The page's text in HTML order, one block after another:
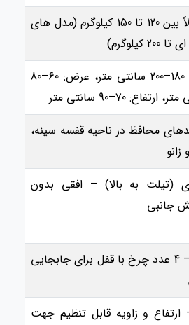
معمولاً بین 120 تا 150 کیلوگرم (مدل‌ های
کیلوگرم)
طول: 180–200 سانتی‌ متر، عرض: 60–80
ارتفاع: 70–90 سانتی‌ متر
محافظ در ناحیه قفسه سینه،
(تیلت به بالا) – افقی بدون
جانبی
دارد – 4 عدد چرخ با قفل برای جابجایی
ارتفاع و زاویه قابل تنظیم جهت